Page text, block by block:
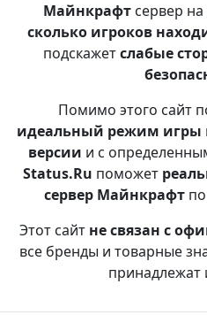
Майнкрафтсервер на
сколько игроков
подскажетслабые
Помимо этого сайт
идеальный режим игры
версии и с
Status.Ru поможет
сервер Майнкрафт
Этот сайт не связан с
все бренды и товарные
принадлежат